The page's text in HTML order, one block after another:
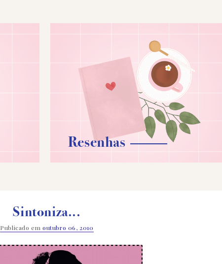
Resenhas
Sintoniza...
Publicado emoutubro 06, 2010